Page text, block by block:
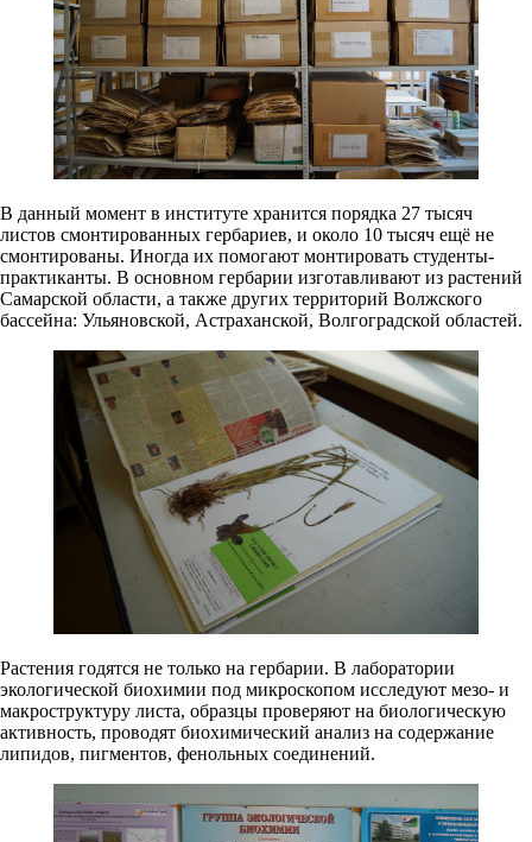
В данный момент в институте хранится порядка 27 тысяч
листов смонтированных гербариев, и около 10 тысяч ещё не
смонтированы. Иногда их помогают монтировать студенты-
практиканты. В основном гербарии изготавливают из растений
Самарской области, а также других территорий Волжского
бассейна: Ульяновской, Астраханской, Волгоградской областей.
Растения годятся не только на гербарии. В лаборатории
экологической биохимии под микроскопом исследуют мезо- и
макроструктуру листа, образцы проверяют на биологическую
активность, проводят биохимический анализ на содержание
липидов, пигментов, фенольных соединений.